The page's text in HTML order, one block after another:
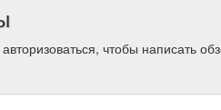
чтобы написать